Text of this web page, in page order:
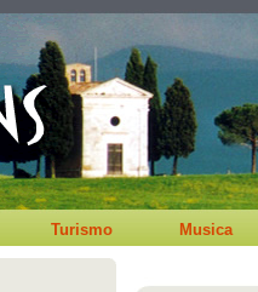
Turismo Musica